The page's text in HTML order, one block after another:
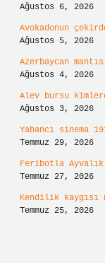
Ağustos 6, 2026
Avokadonun
Ağustos 5, 2026
Azerbaycan
Ağustos 4, 2026
Alev bursu
Ağustos 3, 2026
Yabancı sinema
Temmuz 29, 2026
Feribotla
Temmuz 27, 2026
Kendilik kaygısı
Temmuz 25, 2026